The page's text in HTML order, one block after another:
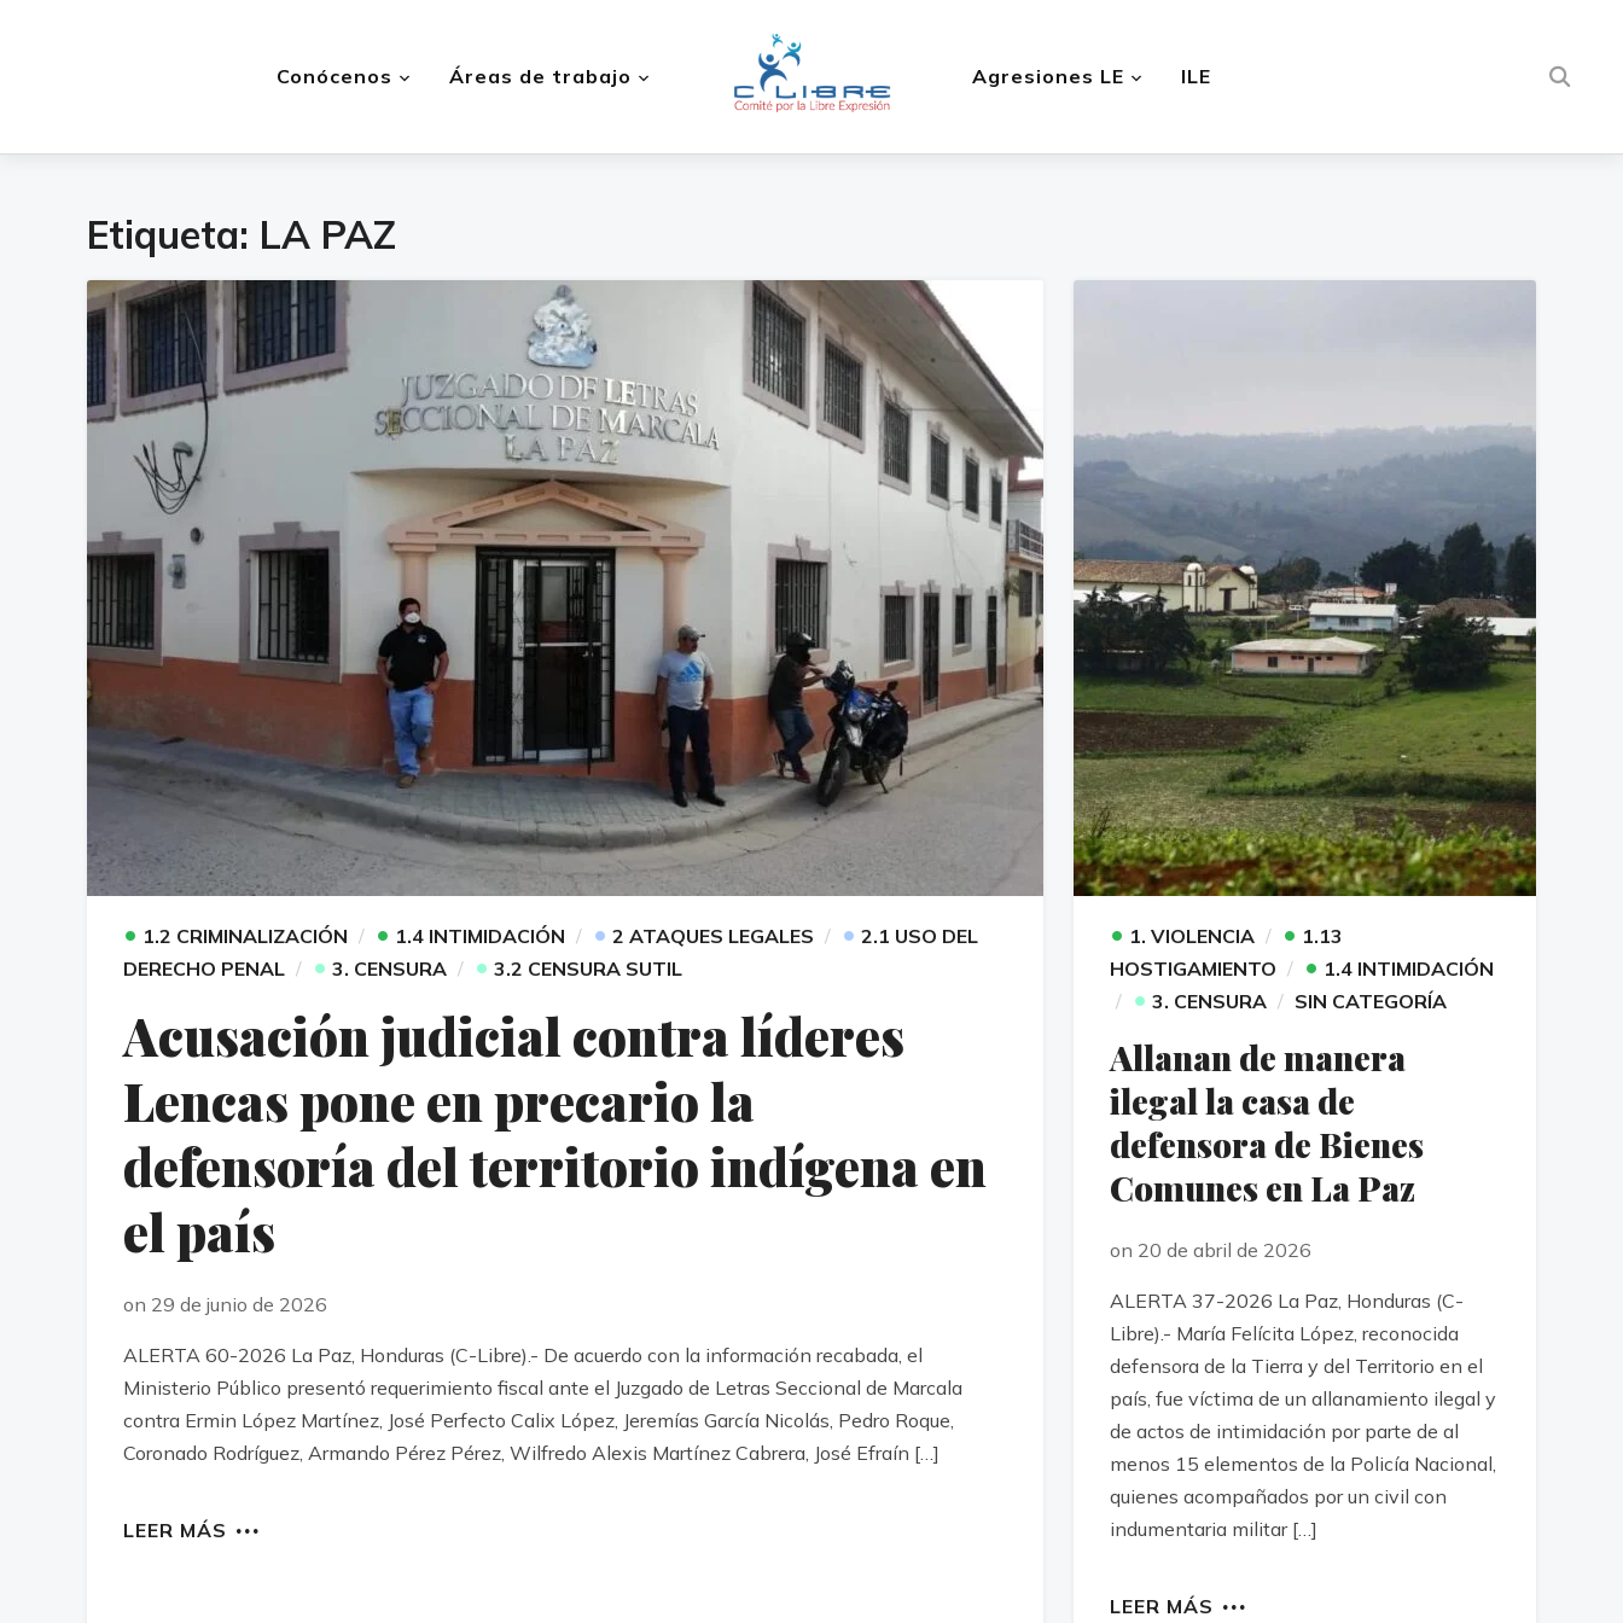
Conócenos Áreas de trabajo Agresiones LE ILE
Etiqueta: LA PAZ
• 1.2 CRIMINALIZACIÓN • 1.4 INTIMIDACIÓN • 2 ATAQUES LEGALES • 2.1 USO DEL
DERECHO PENAL
• 3. CENSURA • 3.2 CENSURA SUTIL
Acusación judicial contra líderes
Lencas pone en precario la
defensoría del territorio indígena en
el país
on 29 de junio de 2026
ALERTA 60-2026 La Paz, Honduras (C-Libre).- De acuerdo con la información recabada, el
Ministerio Público presentó requerimiento fiscal ante el Juzgado de Letras Seccional de Marcala
contra Ermin López Martínez, José Perfecto Calix López, Jeremías García Nicolás, Pedro Roque,
Coronado Rodríguez, Armando Pérez Pérez, Wilfredo Alexis Martínez Cabrera, José Efraín […]
LEER MÁS
• 1. VIOLENCIA • 1.13
HOSTIGAMIENTO
• 1.4 INTIMIDACIÓN
• 3. CENSURA SIN CATEGORÍA
Allanan de manera
ilegal la casa de
defensora de Bienes
Comunes en La Paz
on 20 de abril de 2026
ALERTA 37-2026 La Paz, Honduras (C-
Libre).- María Felícita López, reconocida
defensora de la Tierra y del Territorio en el
país, fue víctima de un allanamiento ilegal y
de actos de intimidación por parte de al
menos 15 elementos de la Policía Nacional,
quienes acompañados por un civil con
indumentaria militar […]
LEER MÁS